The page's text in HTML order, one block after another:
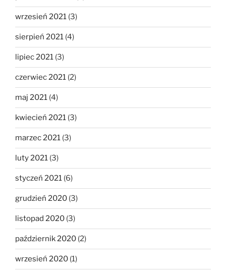
wrzesień 2021 (3)
sierpień 2021 (4)
lipiec 2021 (3)
czerwiec 2021 (2)
maj 2021 (4)
kwiecień 2021 (3)
marzec 2021 (3)
luty 2021 (3)
styczeń 2021 (6)
grudzień 2020 (3)
listopad 2020 (3)
październik 2020 (2)
wrzesień 2020 (1)